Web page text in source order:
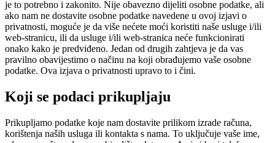
je to potrebno i zakonito. Nije obavezno dijeliti osobne podatke, ali
ako nam ne dostavite osobne podatke navedene u ovoj izjavi o
privatnosti, moguće je da više nećete moći koristiti naše usluge i/ili
web-stranicu, ili da usluge i/ili web-stranica neće funkcionirati
onako kako je predviđeno. Jedan od drugih zahtjeva je da vas
pravilno obavijestimo o načinu na koji obrađujemo vaše osobne
podatke. Ova izjava o privatnosti upravo to i čini.
Koji se podaci prikupljaju
Prikupljamo podatke koje nam dostavite prilikom izrade računa,
korištenja naših usluga ili kontakta s nama. To uključuje vaše ime,